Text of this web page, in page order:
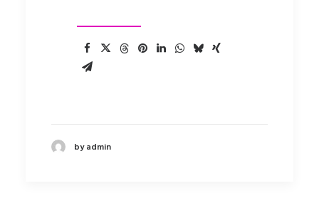
by admin